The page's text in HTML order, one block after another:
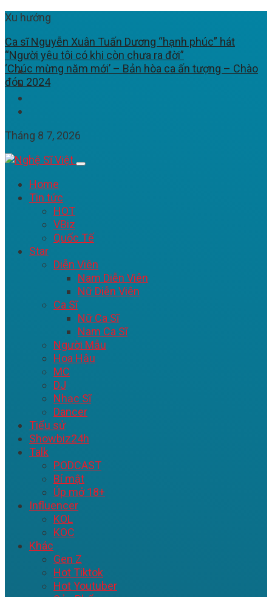
Xu hướng
Ca sĩ Nguyễn Xuân Tuấn Dương “hạnh phúc” hát
“Người yêu tôi có khi còn chưa ra đời”
‘Chúc mừng năm mới’ – Bản hòa ca ấn tượng – Chào
đón 2024
Tháng 8 7, 2026
Home
Tin tức
HOT
VBiz
Quốc Tế
Star
Diễn Viên
Nam Diễn Viên
Nữ Diễn Viên
Ca Sĩ
Nữ Ca Sĩ
Nam Ca Sĩ
Người Mẫu
Hoa Hậu
MC
DJ
Nhạc Sĩ
Dancer
Tiểu sử
Showbiz24h
Talk
PODCAST
Bí mật
Úp mở 18+
Influencer
KOL
KOC
Khác
Gen Z
Hot Tiktok
Hot Youtuber